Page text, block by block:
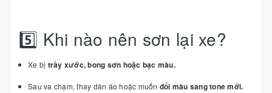
5️⃣ Khi nào nên sơn lại xe?
Xe bị trầy xước, bong sơn hoặc bạc màu.
Sau va chạm, thay dàn áo hoặc muốn đổi màu sang tone mới.